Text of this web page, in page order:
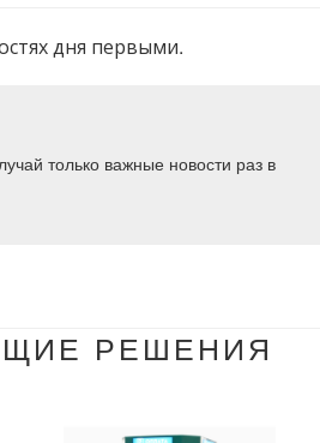
дня первыми.
только важные новости раз в
РЕШЕНИЯ